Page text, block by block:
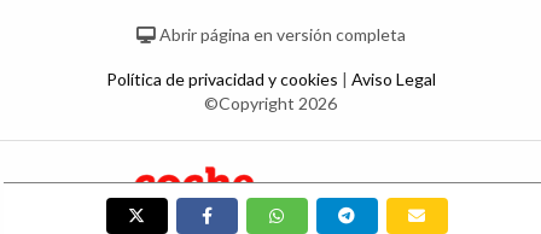
Abrir página en versión completa
Política de privacidad y cookies | Aviso Legal
©Copyright 2026